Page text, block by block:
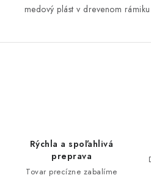
medový plást v drevenom
Rýchla a spoľahlivá
preprava
Tovar precízne zabalíme